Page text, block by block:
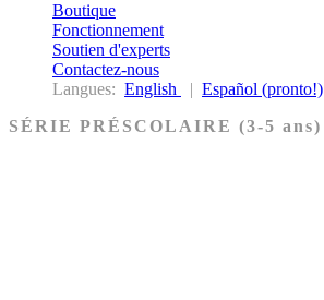
Boutique
Fonctionnement
Soutien d'experts
Contactez-nous
Langues: English | Español (pronto!)
SÉRIE PRÉSCOLAIRE (3-5 ans)